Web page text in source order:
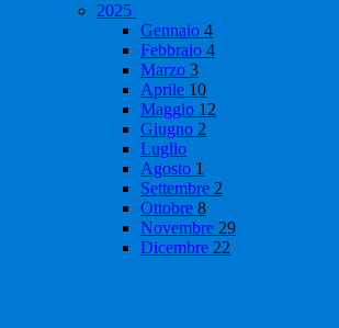
2025
Gennaio 4
Febbraio 4
Marzo 3
Aprile 10
Maggio 12
Giugno 2
Luglio
Agosto 1
Settembre 2
Ottobre 8
Novembre 29
Dicembre 22